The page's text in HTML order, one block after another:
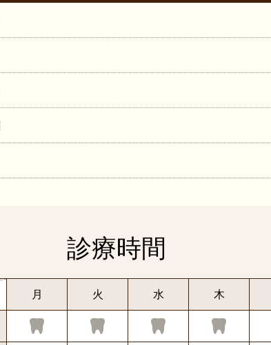
診療時間
月 火 水 木